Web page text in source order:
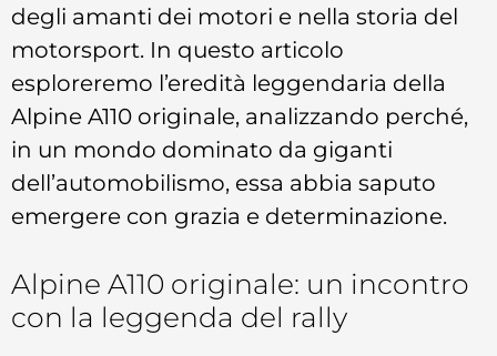
degli amanti dei motori e nella storia del
motorsport. In questo articolo
esploreremo l’eredità leggendaria della
Alpine A110 originale, analizzando perché,
in un mondo dominato da giganti
dell’automobilismo, essa abbia saputo
emergere con grazia e determinazione.
Alpine A110 originale: un incontro
con la leggenda del rally